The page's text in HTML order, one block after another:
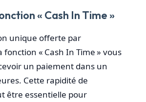
« Cash In Time »
unique offerte par
fonction « Cash In Time » vous
un paiement dans un
Cette rapidité de
être essentielle pour